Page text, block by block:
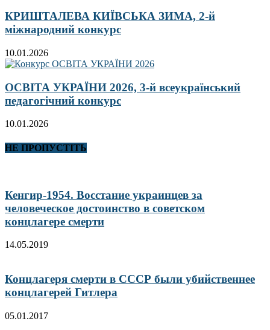
КРИШТАЛЕВА КИЇВСЬКА ЗИМА, 2-й
міжнародний конкурс
10.01.2026
ОСВІТА УКРАЇНИ 2026, 3-й всеукраїнський
педагогічний конкурс
10.01.2026
НЕ ПРОПУСТІТЬ
Кенгир-1954. Восстание украинцев за
человеческое достоинство в советском
концлагере смерти
14.05.2019
Концлагеря смерти в СССР были убийственнее
концлагерей Гитлера
05.01.2017